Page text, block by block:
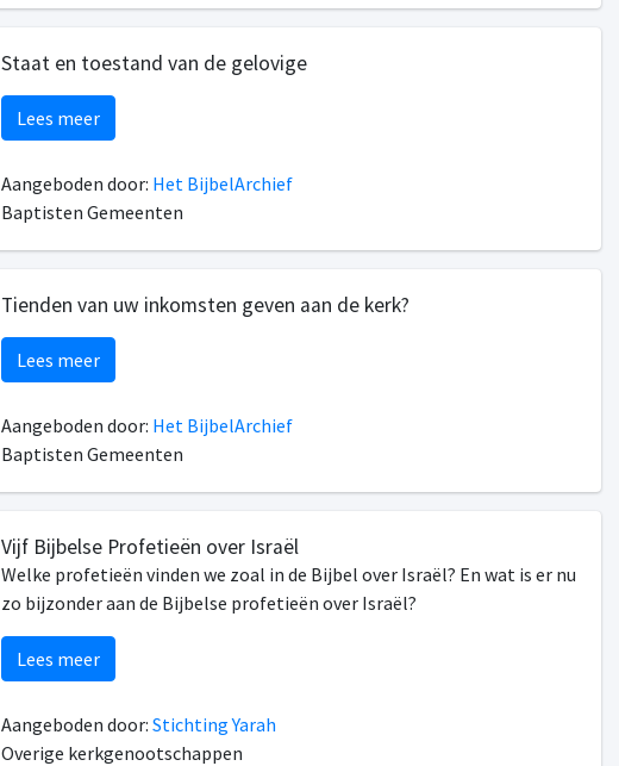
Staat en toestand van de gelovige
Lees meer
Aangeboden door: Het BijbelArchief
Baptisten Gemeenten
Tienden van uw inkomsten geven aan de kerk?
Lees meer
Aangeboden door: Het BijbelArchief
Baptisten Gemeenten
Vijf Bijbelse Profetieën over Israël
Welke profetieën vinden we zoal in de Bijbel over Israël? En wat is er nu
zo bijzonder aan de Bijbelse profetieën over Israël?
Lees meer
Aangeboden door: Stichting Yarah
Overige kerkgenootschappen